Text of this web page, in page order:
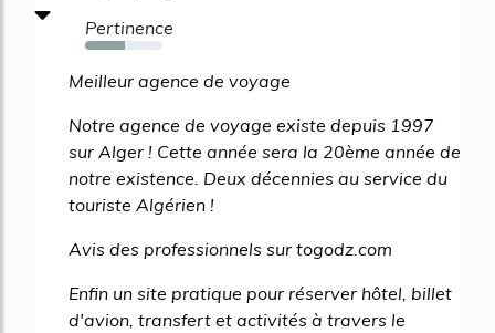
Pertinence
52%
Meilleur agence de voyage
Notre agence de voyage existe depuis 1997
sur Alger ! Cette année sera la 20ème année de
notre existence. Deux décennies au service du
touriste Algérien !
Avis des professionnels sur togodz.com
Enfin un site pratique pour réserver hôtel, billet
d'avion, transfert et activités à travers le